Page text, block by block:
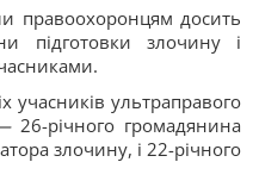
правоохоронцям досить
підготовки злочину і
учасників ультраправого
26-річного громадянина
злочину, і 22-річного